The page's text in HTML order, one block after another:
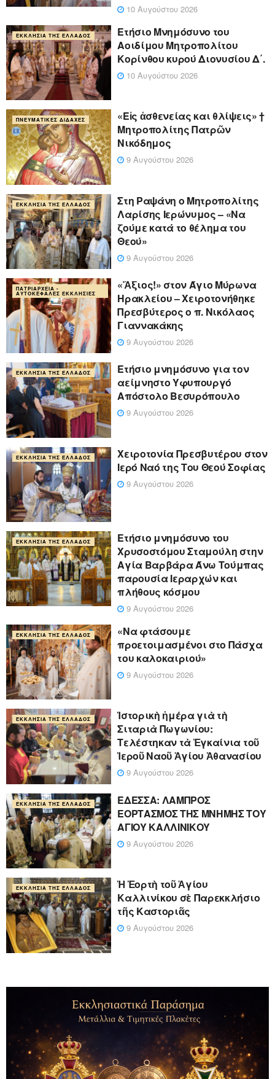
10 Αυγούστου 2026
ΕΚΚΛΗΣΊΑ ΤΗΣ ΕΛΛΆΔΟΣ
Ετήσιο Μνημόσυνο του
Αοιδίμου Μητροπολίτου
Κορίνθου κυρού Διονυσίου Δ΄.
10 Αυγούστου 2026
ΠΝΕΥΜΑΤΙΚΈΣ ΔΙΔΑΧΈΣ
«Eἰς ἀσθενείας και θλίψεις» †
Μητροπολίτης Πατρῶν
Νικόδημος
9 Αυγούστου 2026
ΕΚΚΛΗΣΊΑ ΤΗΣ ΕΛΛΆΔΟΣ
Στη Ραψάνη ο Μητροπολίτης
Λαρίσης Ιερώνυμος – «Να
ζούμε κατά το θέλημα του
Θεού»
9 Αυγούστου 2026
ΠΑΤΡΙΑΡΧΕΊΑ -
ΑΥΤΟΚΈΦΑΛΕΣ ΕΚΚΛΗΣΊΕΣ
«Ἄξιος!» στον Άγιο Μύρωνα
Ηρακλείου – Χειροτονήθηκε
Πρεσβύτερος ο π. Νικόλαος
Γιαννακάκης
9 Αυγούστου 2026
ΕΚΚΛΗΣΊΑ ΤΗΣ ΕΛΛΆΔΟΣ
Ετήσιο μνημόσυνο για τον
αείμνηστο Υφυπουργό
Απόστολο Βεσυρόπουλο
9 Αυγούστου 2026
ΕΚΚΛΗΣΊΑ ΤΗΣ ΕΛΛΆΔΟΣ
Χειροτονία Πρεσβυτέρου στον
Ιερό Ναό της Του Θεού Σοφίας
9 Αυγούστου 2026
ΕΚΚΛΗΣΊΑ ΤΗΣ ΕΛΛΆΔΟΣ
Ετήσιο μνημόσυνο του
Χρυσοστόμου Σταμούλη στην
Αγία Βαρβάρα Άνω Τούμπας
παρουσία Ιεραρχών και
πλήθους κόσμου
9 Αυγούστου 2026
ΕΚΚΛΗΣΊΑ ΤΗΣ ΕΛΛΆΔΟΣ
«Να φτάσουμε
προετοιμασμένοι στο Πάσχα
του καλοκαιριού»
9 Αυγούστου 2026
ΕΚΚΛΗΣΊΑ ΤΗΣ ΕΛΛΆΔΟΣ
Ἱστορικὴ ἡμέρα γιὰ τὴ
Σιταριὰ Πωγωνίου:
Τελέστηκαν τὰ Ἐγκαίνια τοῦ
Ἱεροῦ Ναοῦ Ἁγίου Ἀθανασίου
9 Αυγούστου 2026
ΕΚΚΛΗΣΊΑ ΤΗΣ ΕΛΛΆΔΟΣ
ΕΔΕΣΣΑ: ΛΑΜΠΡΟΣ
ΕΟΡΤΑΣΜΟΣ ΤΗΣ ΜΝΗΜΗΣ ΤΟΥ
ΑΓΙΟΥ ΚΑΛΛΙΝΙΚΟΥ
9 Αυγούστου 2026
ΕΚΚΛΗΣΊΑ ΤΗΣ ΕΛΛΆΔΟΣ
Ἡ Ἑορτὴ τοῦ Ἁγίου
Καλλινίκου σὲ Παρεκκλήσιο
τῆς Καστοριᾶς
9 Αυγούστου 2026